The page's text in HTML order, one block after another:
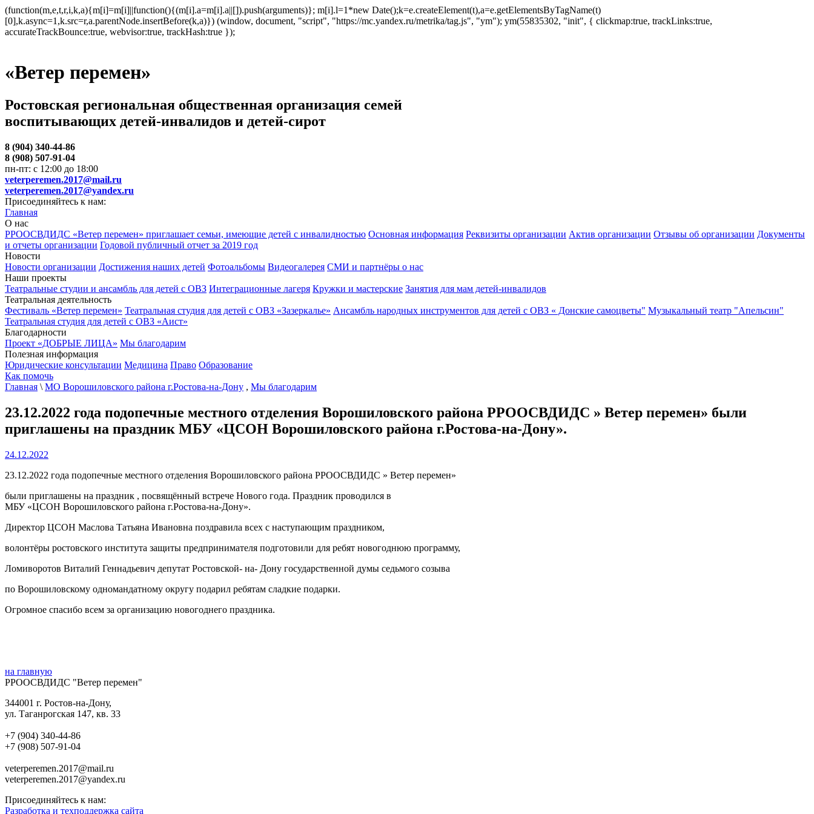
(function(m,e,t,r,i,k,a){m[i]=m[i]||function(){(m[i].a=m[i].a||[]).push(arguments)}; m[i].l=1*new Date();k=e.createElement(t),a=e.getElementsByTagName(t)
[0],k.async=1,k.src=r,a.parentNode.insertBefore(k,a)}) (window, document, "script", "https://mc.yandex.ru/metrika/tag.js", "ym"); ym(55835302, "init", { clickmap:true, trackLinks:true,
accurateTrackBounce:true, webvisor:true, trackHash:true });
«Ветер перемен»
Ростовская региональная общественная организация семей
воспитывающих детей-инвалидов и детей-сирот
8 (904) 340-44-86
8 (908) 507-91-04
пн-пт: с 12:00 до 18:00
veterperemen.2017@mail.ru
veterperemen.2017@yandex.ru
Присоединяйтесь к нам:
Главная
О нас
РРООСВДИДС «Ветер перемен» приглашает семьи, имеющие детей с инвалидностью Основная информация Реквизиты организации Актив организации Отзывы об организации Документы
и отчеты организации Годовой публичный отчет за 2019 год
Новости
Новости организации Достижения наших детей Фотоальбомы Видеогалерея СМИ и партнёры о нас
Наши проекты
Театральные студии и ансамбль для детей с ОВЗ Интеграционные лагеря Кружки и мастерские Занятия для мам детей-инвалидов
Театральная деятельность
Фестиваль «Ветер перемен» Театральная студия для детей с ОВЗ «Зазеркалье» Ансамбль народных инструментов для детей с ОВЗ « Донские самоцветы" Музыкальный театр "Апельсин"
Театральная студия для детей с ОВЗ «Аист»
Благодарности
Проект «ДОБРЫЕ ЛИЦА» Мы благодарим
Полезная информация
Юридические консультации Медицина Право Образование
Как помочь
Главная \ МО Ворошиловского района г.Ростова-на-Дону , Мы благодарим
23.12.2022 года подопечные местного отделения Ворошиловского района РРООСВДИДС » Ветер перемен» были
приглашены на праздник МБУ «ЦСОН Ворошиловского района г.Ростова-на-Дону».
24.12.2022
23.12.2022 года подопечные местного отделения Ворошиловского района РРООСВДИДС » Ветер перемен»
были приглашены на праздник , посвящённый встрече Нового года. Праздник проводился в
МБУ «ЦСОН Ворошиловского района г.Ростова-на-Дону».
Директор ЦСОН Маслова Татьяна Ивановна поздравила всех с наступающим праздником,
волонтёры ростовского института защиты предпринимателя подготовили для ребят новогоднюю программу,
Ломиворотов Виталий Геннадьевич депутат Ростовской- на- Дону государственной думы седьмого созыва
по Ворошиловскому одномандатному округу подарил ребятам сладкие подарки.
Огромное спасибо всем за организацию новогоднего праздника.
на главную
РРООСВДИДС "Ветер перемен"
344001 г. Ростов-на-Дону,
ул. Таганрогская 147, кв. 33‍
+7 (904) 340-44-86
+7 (908) 507-91-04‍
veterperemen.2017@mail.ru
veterperemen.2017@yandex.ru
Присоединяйтесь к нам:
Разработка и техподдержка сайта